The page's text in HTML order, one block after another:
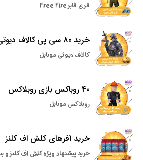
فری فایر Free Fire
خرید 80 سی پی کالاف دیوتی موبایل
کالاف دیوتی موبایل
40 روباکس بازی روبلاکس
روبلاکس موبایل
خرید آفرهای کلش اف کلنز
خرید پیشنهاد ویژه کلش اف کلنز و